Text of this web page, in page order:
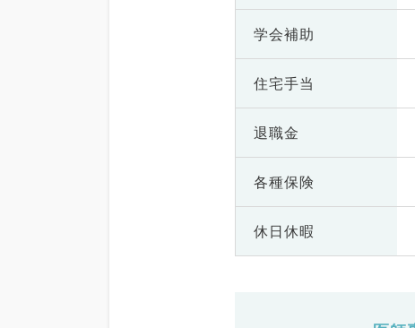
学会補助
住宅手当
退職金
各種保険
休日休暇